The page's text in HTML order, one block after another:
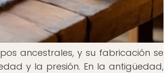
ancestrales, y su fabricación se
y la presión. En la antigüedad,